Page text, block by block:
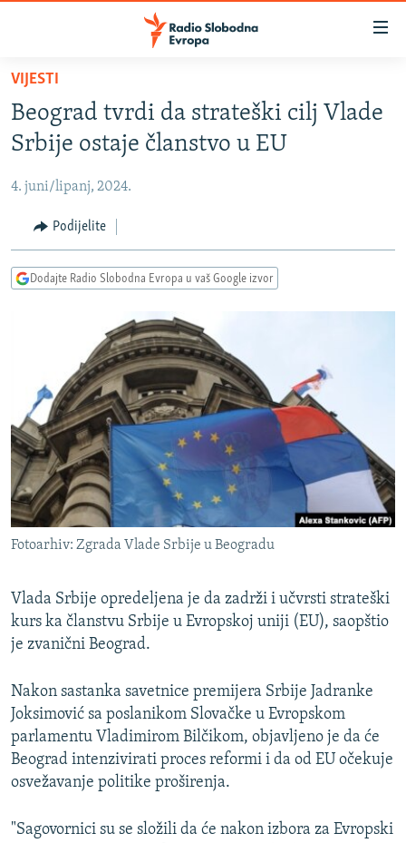
Pređite
glavni
sadržaj
na
navigaciju
Pređite
na
BOSNA I HERCEGOVINA
SRBIJA
KOSOVO
CRNA GORA
VIDEO
INFOGRAFIKE
PODCASTI
RAT U UKRAJINI
KINA NA BALKANU
RSE PRIČE IZ SVIJETA
ISPRIČAJ MI
DNEVNO@RSE
SPECIJALI RSE
VIŠE OD NASLOVA
GENOCID U SREBRENICI
POPLAVE I KLIZIŠTA U BIH 2024.
TV LIBERTY
POST SCRIPTUM
MOJA EVROPA
TRI DECENIJE OD RATA U BIH
SVE KARTE DEJTONA
NASTANAK I RASPAD JUGOSLAVIJE
PRATITE NAS
Sve RFE/RL stranice
VIJESTI
Beograd tvrdi da strateški cilj Vlade
Srbije ostaje članstvo u EU
4. juni/lipanj, 2024.
Podijelite
Dodajte Radio Slobodna Evropa u vaš Google izvor
Fotoarhiv: Zgrada Vlade Srbije u Beogradu
Vlada Srbije opredeljena je da zadrži i učvrsti strateški
kurs ka članstvu Srbije u Evropskoj uniji (EU), saopštio
je zvanični Beograd.
Nakon sastanka savetnice premijera Srbije Jadranke
Joksimović sa poslanikom Slovačke u Evropskom
parlamentu Vladimirom Bilčikom, objavljeno je da će
Beograd intenzivirati proces reformi i da od EU očekuje
osvežavanje politike proširenja.
"Sagovornici su se složili da će nakon izbora za Evropski